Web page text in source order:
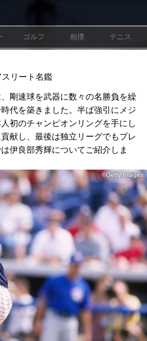
ゴルフ 相撲 テニス
リート名鑑
剛速球を武器に数々の名勝負を繰
代を築きました。半ば強引にメジ
初のチャンピオンリングを手にし
献し、最後は独立リーグでもプレ
伊良部秀輝についてご紹介しま
©Getty Images